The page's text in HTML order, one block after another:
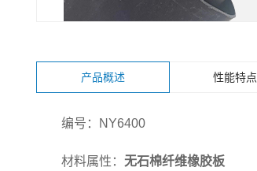
产品概述 性能特点
编号：NY6400
材料属性： 无石棉纤维橡胶板